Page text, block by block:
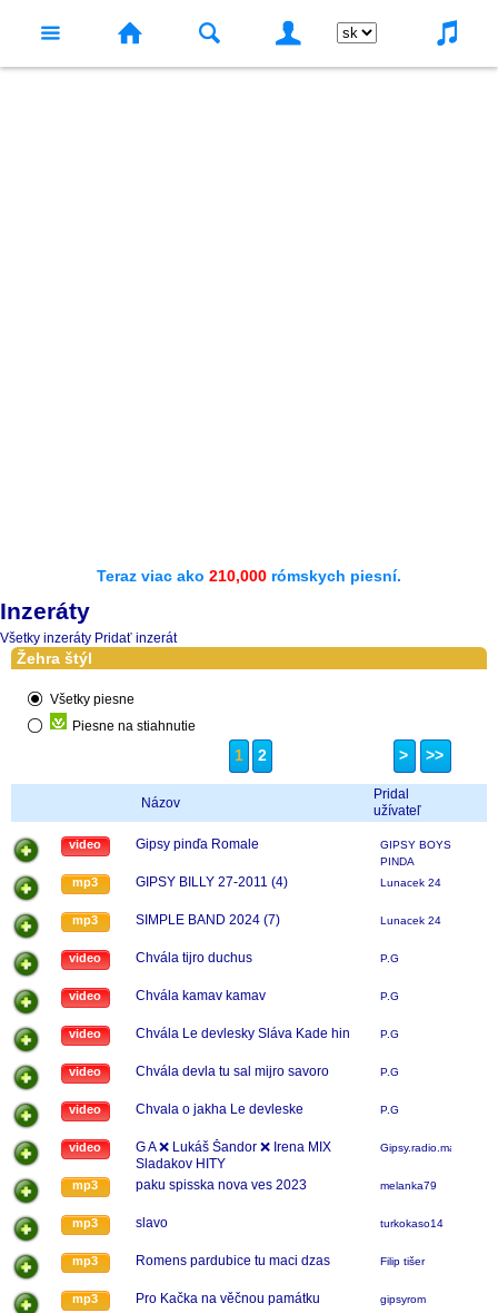
Teraz viac ako 210,000 rómskych piesní.
Inzeráty
Všetky inzeráty Pridať inzerát
Žehra štýl
Všetky piesne
Piesne na stiahnutie
1 2 > >>
Názov
Pridal
užívateľ
video Gipsy pinďa Romale
GIPSY BOYS
PINDA
mp3 GIPSY BILLY 27-2011 (4) Lunacek 24
mp3 SIMPLE BAND 2024 (7) Lunacek 24
video Chvála tijro duchus P.G
video Chvála kamav kamav P.G
video Chvála Le devlesky Sláva Kade hin P.G
video Chvála devla tu sal mijro savoro P.G
video Chvala o jakha Le devleske P.G
video
G A ❌️ Lukáš Šandor ❌️ Irena MIX
Sladakov HITY
Gipsy.radio.marek
mp3 paku spisska nova ves 2023 melanka79
mp3 slavo turkokaso14
mp3 Romens pardubice tu maci dzas Filip tišer
mp3 Pro Kačka na věčnou památku gipsyrom